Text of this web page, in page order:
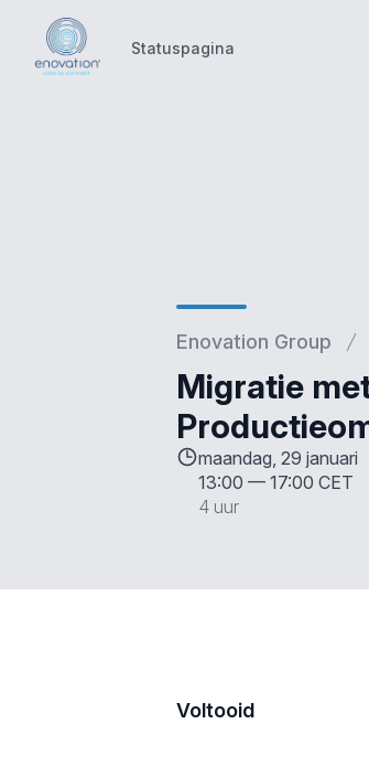
Statuspagina
Enovation Group
Migratie
maandag, 29 januari
13:00 — 17:00 CET
4 uur
Voltooid